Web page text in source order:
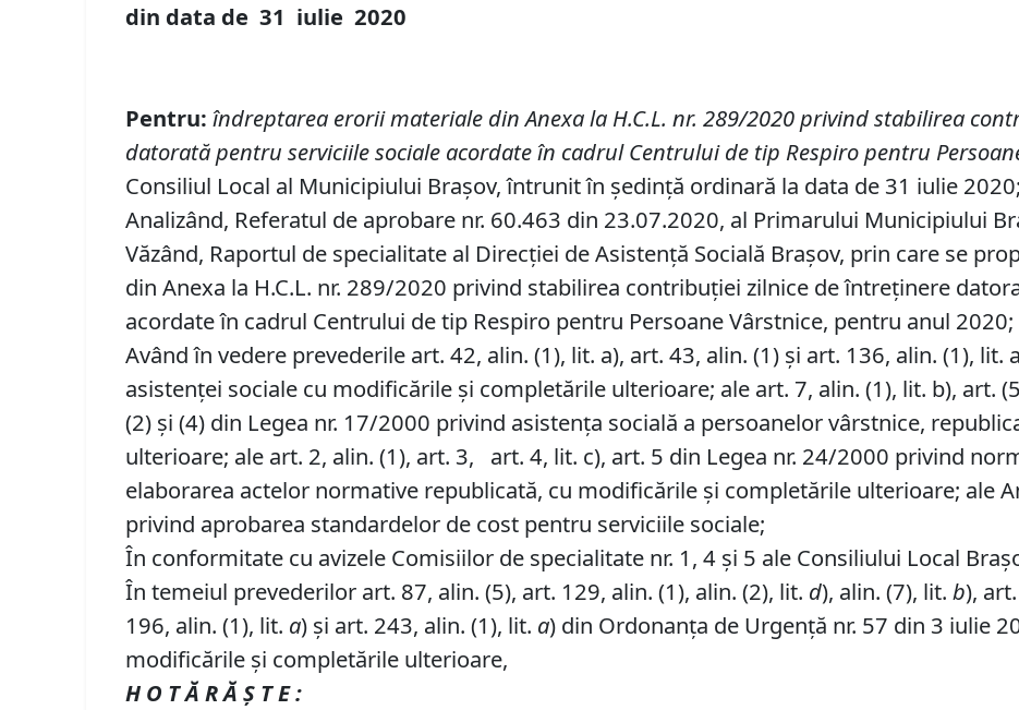
din data de 31 iulie2020
Pentru: îndreptarea erorii materiale din Anexa la H.C.L. nr. 289/2020 privind stabilirea
datorată pentru serviciile sociale acordate în cadrul Centrului de tip Respiro pentru
Consiliul Local al Municipiului Brașov, întrunit în ședință ordinară la data de 31 iulie 2020;
Analizând, Referatul de aprobare nr. 60.463 din 23.07.2020, al Primarului Municipiului
Văzând, Raportul de specialitate al Direcției de Asistență Socială Brașov, prin care se
din Anexa la H.C.L. nr. 289/2020 privind stabilirea contribuţiei zilnice de întreținere
acordate în cadrul Centrului de tip Respiro pentru Persoane Vârstnice, pentru anul 2020;
Având în vedere prevederile art. 42, alin. (1), lit. a), art. 43, alin. (1) şi art. 136, alin. (1), lit.
asistenţei sociale cu modificările şi completările ulterioare; ale art. 7, alin. (1), lit. b), art.
(2) şi (4) din Legea nr. 17/2000 privind asistenţa socială a persoanelor vârstnice,
ulterioare; ale art. 2, alin. (1), art. 3, art. 4, lit. c), art. 5 din Legea nr. 24/2000 privind
elaborarea actelor normative republicată, cu modificările și completările ulterioare; ale
privind aprobarea standardelor de cost pentru serviciile sociale;
În conformitate cu avizele Comisiilor de specialitate nr. 1, 4 și 5 ale Consiliului Local
În temeiul prevederilor art. 87, alin. (5), art. 129, alin. (1), alin. (2), lit. d), alin. (7), lit.b),
196, alin. (1), lit. a) și art. 243, alin. (1), lit. a) din Ordonanța de Urgență nr. 57 din 3 iulie
modificările și completările ulterioare,
H O T Ă R Ă Ş T E :